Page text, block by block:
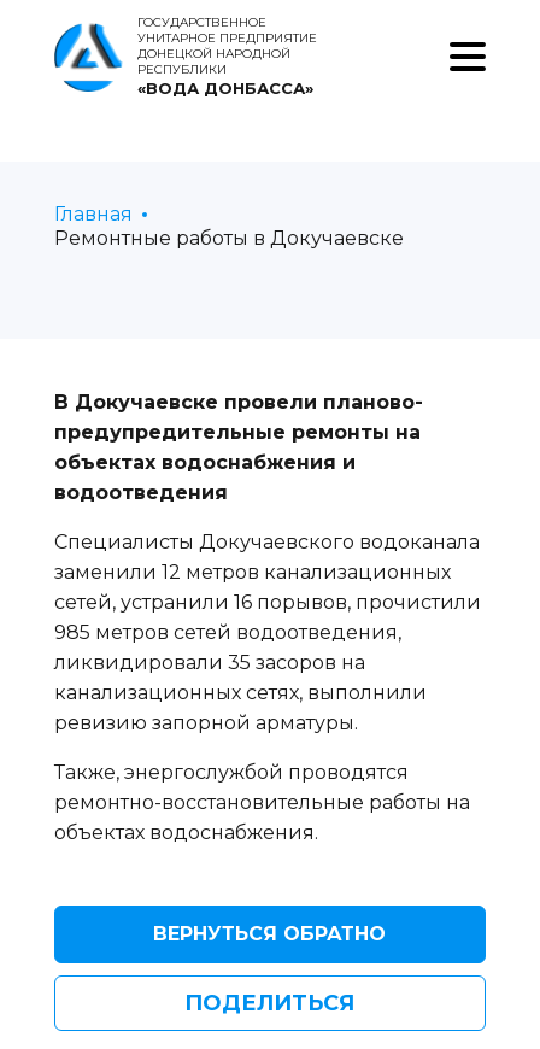
ГОСУДАРСТВЕННОЕ
УНИТАРНОЕ ПРЕДПРИЯТИЕ
ДОНЕЦКОЙ НАРОДНОЙ
РЕСПУБЛИКИ
«ВОДА ДОНБАССА»
Главная
Ремонтные работы в Докучаевске
В Докучаевске провели планово-
предупредительные ремонты на
объектах водоснабжения и
водоотведения
Специалисты Докучаевского водоканала
заменили 12 метров канализационных
сетей, устранили 16 порывов, прочистили
985 метров сетей водоотведения,
ликвидировали 35 засоров на
канализационных сетях, выполнили
ревизию запорной арматуры.
Также, энергослужбой проводятся
ремонтно-восстановительные работы на
объектах водоснабжения.
ВЕРНУТЬСЯ ОБРАТНО
ПОДЕЛИТЬСЯ